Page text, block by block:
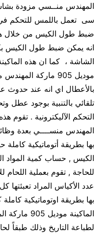
المهندس منــسي مزودة
سى تعمل باللمس للتحكم
ضبط طول الكيس من خلال
انه يمكن ضبط طول الكيس
الشاشة ، كما ان هذه
موديل 905 ماركة
بالأعطال اي انه عند حدوث
تلقائي بالتنبية بوجود عطل
المهندس منســــي بعدة
بها بطريقة أتوماتيكية
الكيس , حساب كمية المواد
للحاجة , تقوم بعملية
عدد الأكياس المراد
بها بطريقة اوتوماتيكية
الماكينة
لطباعة التاريخ وذلك طبقاً